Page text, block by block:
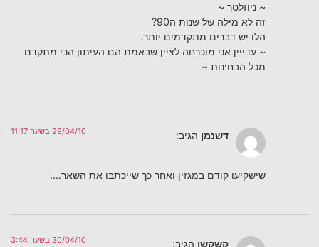
~ ניוזלטר ~
זה לא מילה של שנות ה90?
הלו יש דברים מתקדמים יותר.
~ עדייין אני מוכרחה לציין שבאמת הם העיתון הכי מתקדם
מכל הבחינות ~
דשנמן הגיב: 29/04/10 בשעה 11:17
שישקיעו קודם במגזין ואחר כך שייכתבו את השאר….
קשקשן הגיב: 30/04/10 בשעה 3:44